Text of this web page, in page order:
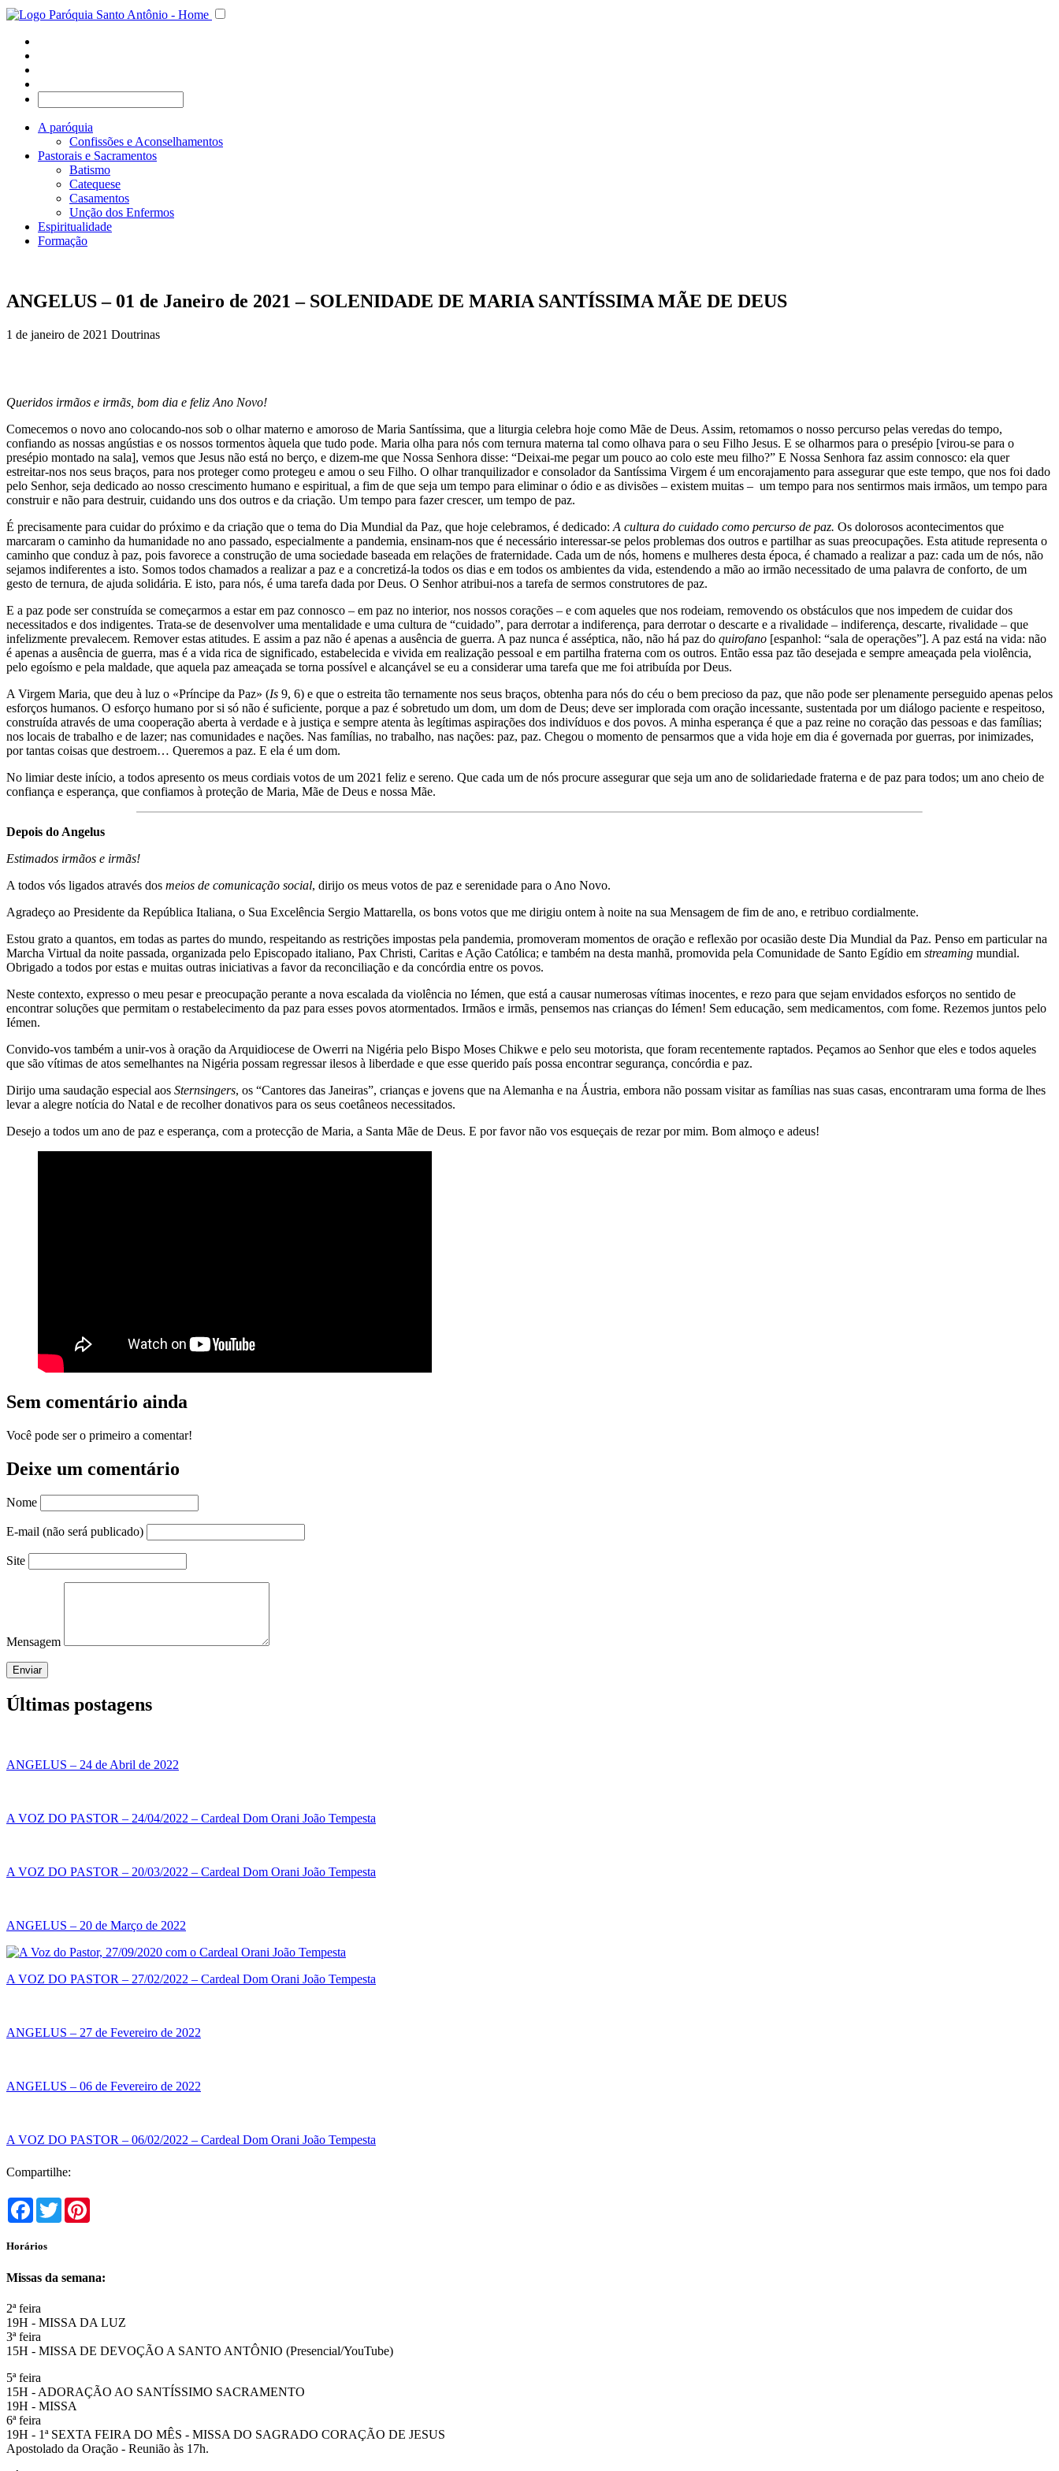
A paróquia
Confissões e Aconselhamentos
Pastorais e Sacramentos
Batismo
Catequese
Casamentos
Unção dos Enfermos
Espiritualidade
Formação
ANGELUS – 01 de Janeiro de 2021 – SOLENIDADE DE MARIA SANTÍSSIMA MÃE DE DEUS
1 de janeiro de 2021 Doutrinas
Queridos irmãos e irmãs, bom dia e feliz Ano Novo!
Comecemos o novo ano colocando-nos sob o olhar materno e amoroso de Maria Santíssima, que a liturgia celebra hoje como Mãe de Deus. Assim, retomamos o nosso percurso pelas veredas do tempo,
confiando as nossas angústias e os nossos tormentos àquela que tudo pode. Maria olha para nós com ternura materna tal como olhava para o seu Filho Jesus. E se olharmos para o presépio [virou-se para o
presépio montado na sala], vemos que Jesus não está no berço, e dizem-me que Nossa Senhora disse: “Deixai-me pegar um pouco ao colo este meu filho?” E Nossa Senhora faz assim connosco: ela quer
estreitar-nos nos seus braços, para nos proteger como protegeu e amou o seu Filho. O olhar tranquilizador e consolador da Santíssima Virgem é um encorajamento para assegurar que este tempo, que nos foi dado
pelo Senhor, seja dedicado ao nosso crescimento humano e espiritual, a fim de que seja um tempo para eliminar o ódio e as divisões – existem muitas – um tempo para nos sentirmos mais irmãos, um tempo para
construir e não para destruir, cuidando uns dos outros e da criação. Um tempo para fazer crescer, um tempo de paz.
É precisamente para cuidar do próximo e da criação que o tema do Dia Mundial da Paz, que hoje celebramos, é dedicado: A cultura do cuidado como percurso de paz. Os dolorosos acontecimentos que
marcaram o caminho da humanidade no ano passado, especialmente a pandemia, ensinam-nos que é necessário interessar-se pelos problemas dos outros e partilhar as suas preocupações. Esta atitude representa o
caminho que conduz à paz, pois favorece a construção de uma sociedade baseada em relações de fraternidade. Cada um de nós, homens e mulheres desta época, é chamado a realizar a paz: cada um de nós, não
sejamos indiferentes a isto. Somos todos chamados a realizar a paz e a concretizá-la todos os dias e em todos os ambientes da vida, estendendo a mão ao irmão necessitado de uma palavra de conforto, de um
gesto de ternura, de ajuda solidária. E isto, para nós, é uma tarefa dada por Deus. O Senhor atribui-nos a tarefa de sermos construtores de paz.
E a paz pode ser construída se começarmos a estar em paz connosco – em paz no interior, nos nossos corações – e com aqueles que nos rodeiam, removendo os obstáculos que nos impedem de cuidar dos
necessitados e dos indigentes. Trata-se de desenvolver uma mentalidade e uma cultura de “cuidado”, para derrotar a indiferença, para derrotar o descarte e a rivalidade – indiferença, descarte, rivalidade – que
infelizmente prevalecem. Remover estas atitudes. E assim a paz não é apenas a ausência de guerra. A paz nunca é asséptica, não, não há paz do quirofano [espanhol: “sala de operações”]. A paz está na vida: não
é apenas a ausência de guerra, mas é a vida rica de significado, estabelecida e vivida em realização pessoal e em partilha fraterna com os outros. Então essa paz tão desejada e sempre ameaçada pela violência,
pelo egoísmo e pela maldade, que aquela paz ameaçada se torna possível e alcançável se eu a considerar uma tarefa que me foi atribuída por Deus.
A Virgem Maria, que deu à luz o «Príncipe da Paz» (Is 9, 6) e que o estreita tão ternamente nos seus braços, obtenha para nós do céu o bem precioso da paz, que não pode ser plenamente perseguido apenas pelos
esforços humanos. O esforço humano por si só não é suficiente, porque a paz é sobretudo um dom, um dom de Deus; deve ser implorada com oração incessante, sustentada por um diálogo paciente e respeitoso,
construída através de uma cooperação aberta à verdade e à justiça e sempre atenta às legítimas aspirações dos indivíduos e dos povos. A minha esperança é que a paz reine no coração das pessoas e das famílias;
nos locais de trabalho e de lazer; nas comunidades e nações. Nas famílias, no trabalho, nas nações: paz, paz. Chegou o momento de pensarmos que a vida hoje em dia é governada por guerras, por inimizades,
por tantas coisas que destroem… Queremos a paz. E ela é um dom.
No limiar deste início, a todos apresento os meus cordiais votos de um 2021 feliz e sereno. Que cada um de nós procure assegurar que seja um ano de solidariedade fraterna e de paz para todos; um ano cheio de
confiança e esperança, que confiamos à proteção de Maria, Mãe de Deus e nossa Mãe.
Depois do Angelus
Estimados irmãos e irmãs!
A todos vós ligados através dos meios de comunicação social, dirijo os meus votos de paz e serenidade para o Ano Novo.
Agradeço ao Presidente da República Italiana, o Sua Excelência Sergio Mattarella, os bons votos que me dirigiu ontem à noite na sua Mensagem de fim de ano, e retribuo cordialmente.
Estou grato a quantos, em todas as partes do mundo, respeitando as restrições impostas pela pandemia, promoveram momentos de oração e reflexão por ocasião deste Dia Mundial da Paz. Penso em particular na
Marcha Virtual da noite passada, organizada pelo Episcopado italiano, Pax Christi, Caritas e Ação Católica; e também na desta manhã, promovida pela Comunidade de Santo Egídio em streaming mundial.
Obrigado a todos por estas e muitas outras iniciativas a favor da reconciliação e da concórdia entre os povos.
Neste contexto, expresso o meu pesar e preocupação perante a nova escalada da violência no Iémen, que está a causar numerosas vítimas inocentes, e rezo para que sejam envidados esforços no sentido de
encontrar soluções que permitam o restabelecimento da paz para esses povos atormentados. Irmãos e irmãs, pensemos nas crianças do Iémen! Sem educação, sem medicamentos, com fome. Rezemos juntos pelo
Iémen.
Convido-vos também a unir-vos à oração da Arquidiocese de Owerri na Nigéria pelo Bispo Moses Chikwe e pelo seu motorista, que foram recentemente raptados. Peçamos ao Senhor que eles e todos aqueles
que são vítimas de atos semelhantes na Nigéria possam regressar ilesos à liberdade e que esse querido país possa encontrar segurança, concórdia e paz.
Dirijo uma saudação especial aos Sternsingers, os “Cantores das Janeiras”, crianças e jovens que na Alemanha e na Áustria, embora não possam visitar as famílias nas suas casas, encontraram uma forma de lhes
levar a alegre notícia do Natal e de recolher donativos para os seus coetâneos necessitados.
Desejo a todos um ano de paz e esperança, com a protecção de Maria, a Santa Mãe de Deus. E por favor não vos esqueçais de rezar por mim. Bom almoço e adeus!
Sem comentário ainda
Você pode ser o primeiro a comentar!
Deixe um comentário
Nome
E-mail (não será publicado)
Site
Mensagem
Enviar
Últimas postagens
ANGELUS – 24 de Abril de 2022
A VOZ DO PASTOR – 24/04/2022 – Cardeal Dom Orani João Tempesta
A VOZ DO PASTOR – 20/03/2022 – Cardeal Dom Orani João Tempesta
ANGELUS – 20 de Março de 2022
A VOZ DO PASTOR – 27/02/2022 – Cardeal Dom Orani João Tempesta
ANGELUS – 27 de Fevereiro de 2022
ANGELUS – 06 de Fevereiro de 2022
A VOZ DO PASTOR – 06/02/2022 – Cardeal Dom Orani João Tempesta
Compartilhe:
Facebook
Twitter
Horários
Missas da semana:
2ª feira
19H - MISSA DA LUZ
3ª feira
15H - MISSA DE DEVOÇÃO A SANTO ANTÔNIO (Presencial/YouTube)
5ª feira
15H - ADORAÇÃO AO SANTÍSSIMO SACRAMENTO
19H - MISSA
6ª feira
19H - 1ª SEXTA FEIRA DO MÊS - MISSA DO SAGRADO CORAÇÃO DE JESUS
Apostolado da Oração - Reunião às 17h.